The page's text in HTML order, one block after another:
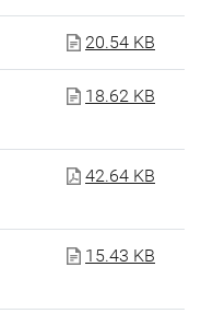
20.54 KB
18.62 KB
42.64 KB
15.43 KB